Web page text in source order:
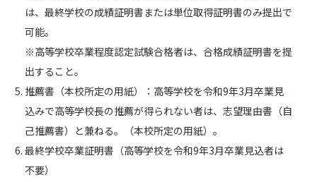
は、最終学校の成績証明書または単位取得証明書のみ提出で
可能。
※高等学校卒業程度認定試験合格者は、合格成績証明書を提
出すること。
推薦書（本校所定の用紙）：高等学校を令和9年3月卒業見
込みで高等学校長の推薦が得られない者は、志望理由書（自
己推薦書）と兼ねる。（本校所定の用紙）。
最終学校卒業証明書（高等学校を令和9年3月卒業見込者は
不要）